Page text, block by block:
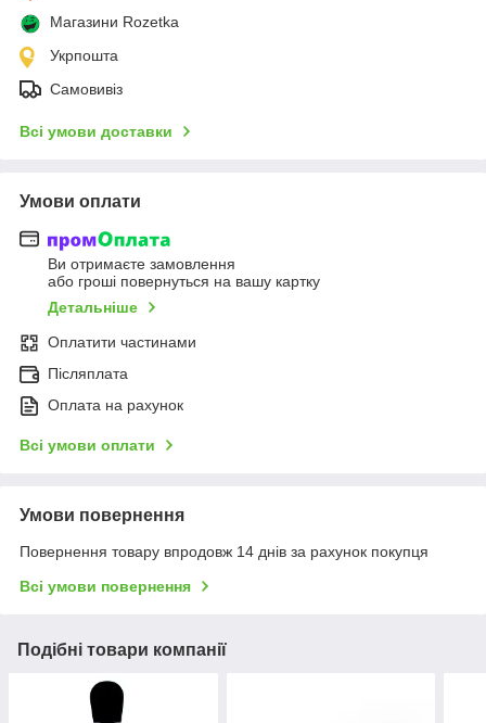
Магазини Rozetka
Укрпошта
Самовивіз
Всі умови доставки
Умови оплати
Ви отримаєте замовлення
або гроші повернуться на вашу картку
Детальніше
Оплатити частинами
Післяплата
Оплата на рахунок
Всі умови оплати
Умови повернення
Повернення товару впродовж 14 днів за рахунок покупця
Всі умови повернення
Подібні товари компанії